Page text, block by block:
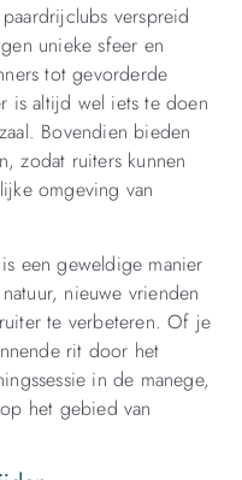
verspreid
unieke sfeer en
tot gevorderde
is altijd wel iets te doen
Bovendien bieden
zodat ruiters kunnen
omgeving van
een geweldige manier
nieuwe vrienden
te verbeteren. Of je
rit door het
in de manege,
het gebied van